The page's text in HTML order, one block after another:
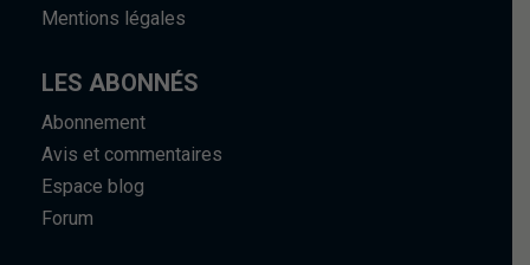
Mentions légales
LES ABONNÉS
Abonnement
Avis et commentaires
Espace blog
Forum